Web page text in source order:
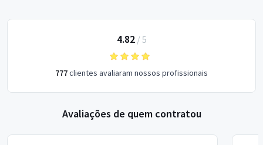
4.82/ 5
777clientes avaliaram nossos profissionais
Avaliações de quem contratou